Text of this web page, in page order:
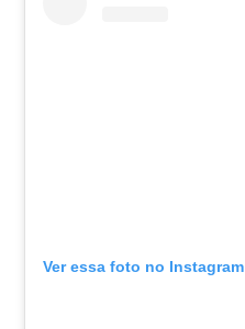
Ver essa foto no Instagram